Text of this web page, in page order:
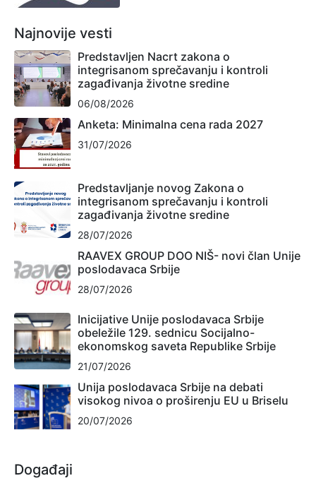
Najnovije vesti
Predstavljen Nacrt zakona o
integrisanom sprečavanju i kontroli
zagađivanja životne sredine
06/08/2026
Anketa: Minimalna cena rada 2027
31/07/2026
Predstavljanje novog Zakona o
integrisanom sprečavanju i kontroli
zagađivanja životne sredine
28/07/2026
RAAVEX GROUP DOO NIŠ- novi član Unije
poslodavaca Srbije
28/07/2026
Inicijative Unije poslodavaca Srbije
obeležile 129. sednicu Socijalno-
ekonomskog saveta Republike Srbije
21/07/2026
Unija poslodavaca Srbije na debati
visokog nivoa o proširenju EU u Briselu
20/07/2026
Događaji